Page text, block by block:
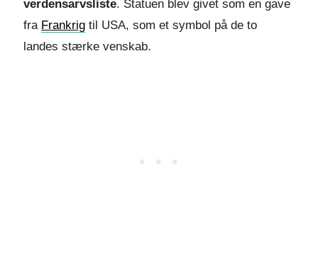
verdensarvsliste. Statuen blev givet som en gave
fra Frankrig til USA, som et symbol på de to
landes stærke venskab.